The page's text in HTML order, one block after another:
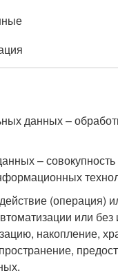
данных –
–
(операция)
или
накопление,